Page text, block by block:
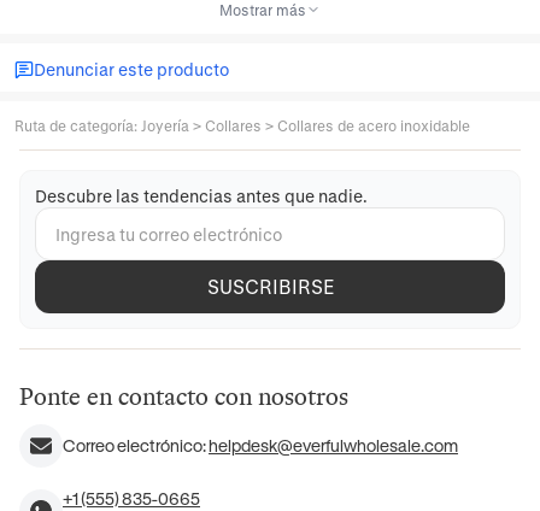
Mostrar más
Denunciar este producto
Ruta de categoría: Joyería > Collares > Collares de acero inoxidable
Descubre las tendencias antes que nadie.
SUSCRIBIRSE
Ponte en contacto con nosotros
Correo electrónico:helpdesk@everfulwholesale.com
+1 (555) 835-0665